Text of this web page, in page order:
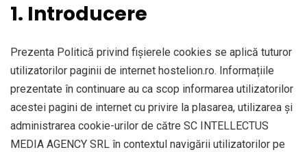
1. Introducere
Prezenta Politică privind fișierele cookies se aplică tuturor
utilizatorilor paginii de internet hostelion.ro. Informațiile
prezentate în continuare au ca scop informarea utilizatorilor
acestei pagini de internet cu privire la plasarea, utilizarea și
administrarea cookie-urilor de către SC INTELLECTUS
MEDIA AGENCY SRL în contextul navigării utilizatorilor pe